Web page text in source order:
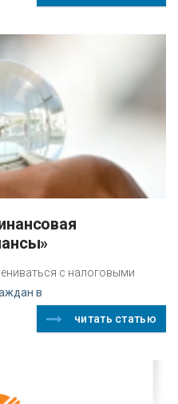
с налоговыми
в
читать статью